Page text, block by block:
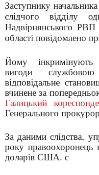
Заступнику
слідчого відділу
Надвірнянського
області повідомлено
Йому інкримінують
вигоди
відповідальне
вчинене за
Галицький
Генерального
За даними слідства,
року правоохоронець
доларів США. с